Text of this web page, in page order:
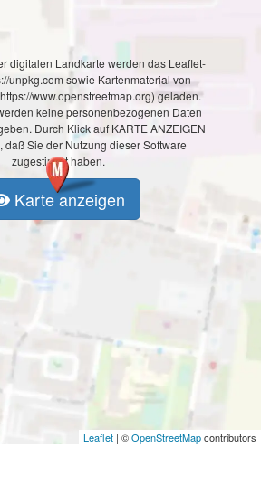
digitalen Landkarte werden das Leaflet-
unpkg.com sowie Kartenmaterial von
www.openstreetmap.org) geladen.
keine personenbezogenen Daten
Durch Klick auf KARTE ANZEIGEN
daß Sie der Nutzung dieser Software
zugestimmt haben.
Karte anzeigen
Leaflet | ©OpenStreetMapcontributors